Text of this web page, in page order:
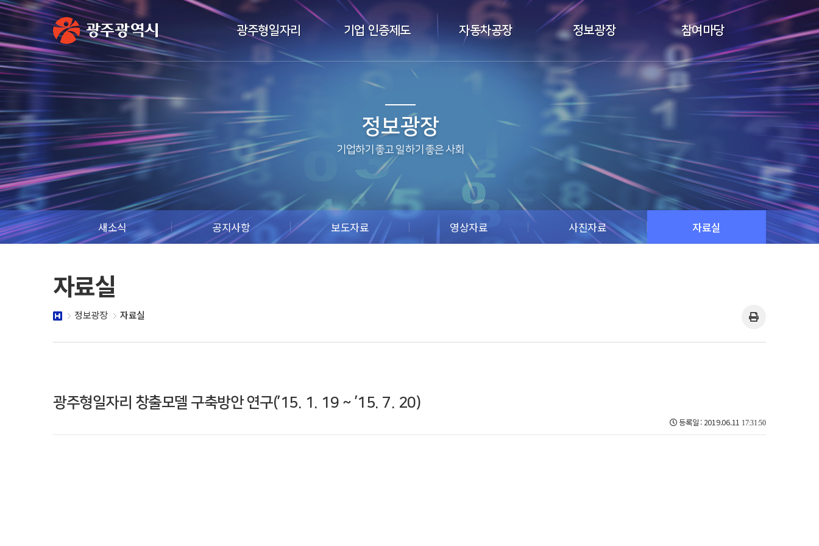
광주형일자리 기업 인증제도 자동차공장 정보광장 참여마당
정보광장
새소식 공지사항 보도자료 영상자료 사진자료 자료실
자료실
정보광장 자료실
광주형일자리 창출모델 구축방안 연구(’15. 1. 19 ~ ’15. 7. 20)
등록일 : 2019.06.11 17:31:50